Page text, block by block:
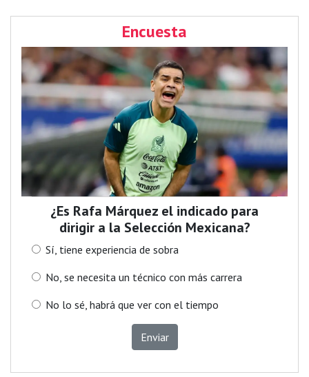
Encuesta
¿Es Rafa Márquez el indicado para
dirigir a la Selección Mexicana?
Sí, tiene experiencia de sobra
No, se necesita un técnico con más carrera
No lo sé, habrá que ver con el tiempo
Enviar